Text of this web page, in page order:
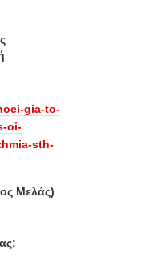
gia-to-
oi-
sth-
Μελάς)